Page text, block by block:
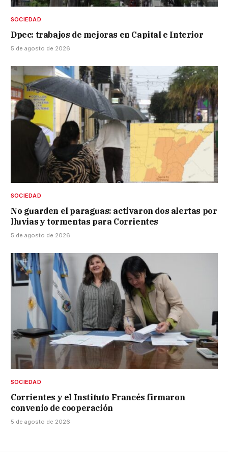
SOCIEDAD
Dpec: trabajos de mejoras en Capital e Interior
5 de agosto de 2026
SOCIEDAD
No guarden el paraguas: activaron dos alertas por
lluvias y tormentas para Corrientes
5 de agosto de 2026
SOCIEDAD
Corrientes y el Instituto Francés firmaron
convenio de cooperación
5 de agosto de 2026